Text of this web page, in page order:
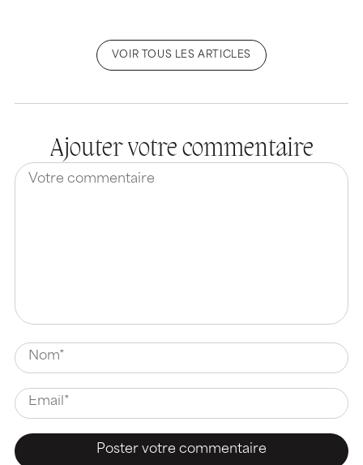
VOIR TOUS LES ARTICLES
Ajouter votre commentaire